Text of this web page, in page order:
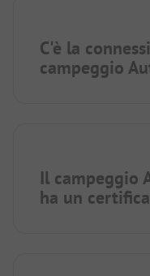
C'è la
campeggio
Il campeggio
ha un